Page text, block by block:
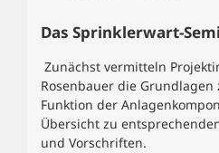
Das Sprinklerwart-
Zunächst vermitteln
Rosenbauer die
Funktion der
Übersicht zu
und Vorschriften.